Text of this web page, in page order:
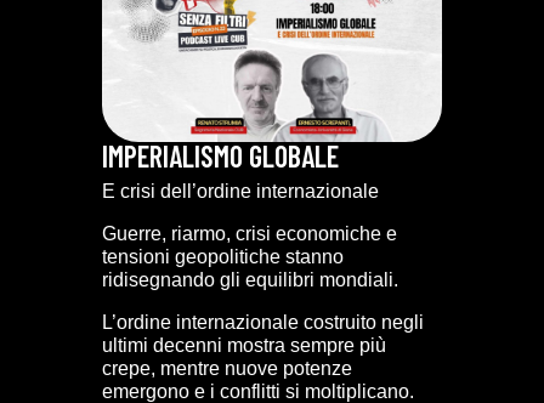
INTERNAZIONALE
RASSEGNA STAMPA
IMPERIALISMO GLOBALE
E crisi dell’ordine internazionale
Guerre, riarmo, crisi economiche e
tensioni geopolitiche stanno
ridisegnando gli equilibri mondiali.
L’ordine internazionale costruito negli
ultimi decenni mostra sempre più
crepe, mentre nuove potenze
emergono e i conflitti si moltiplicano.